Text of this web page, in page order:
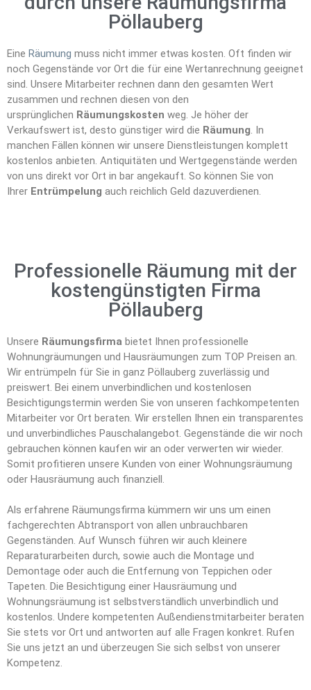
Pöllauberg
Eine Räumung muss nicht immer etwas kosten. Oft finden wir
noch Gegenstände vor Ort die für eine Wertanrechnung geeignet
sind. Unsere Mitarbeiter rechnen dann den gesamten Wert
zusammen und rechnen diesen von den
ursprünglichen Räumungskosten weg. Je höher der
Verkaufswert ist, desto günstiger wird die Räumung. In
manchen Fällen können wir unsere Dienstleistungen komplett
kostenlos anbieten. Antiquitäten und Wertgegenstände werden
von uns direkt vor Ort in bar angekauft. So können Sie von
Ihrer Entrümpelung auch reichlich Geld dazuverdienen.
Professionelle Räumung mit der
kostengünstigten Firma
Pöllauberg
Unsere Räumungsfirma bietet Ihnen professionelle
Wohnungräumungen und Hausräumungen zum TOP Preisen an.
Wir entrümpeln für Sie in ganz Pöllauberg zuverlässig und
preiswert. Bei einem unverbindlichen und kostenlosen
Besichtigungstermin werden Sie von unseren fachkompetenten
Mitarbeiter vor Ort beraten. Wir erstellen Ihnen ein transparentes
und unverbindliches Pauschalangebot. Gegenstände die wir noch
gebrauchen können kaufen wir an oder verwerten wir wieder.
Somit profitieren unsere Kunden von einer Wohnungsräumung
oder Hausräumung auch finanziell.
Als erfahrene Räumungsfirma kümmern wir uns um einen
fachgerechten Abtransport von allen unbrauchbaren
Gegenständen. Auf Wunsch führen wir auch kleinere
Reparaturarbeiten durch, sowie auch die Montage und
Demontage oder auch die Entfernung von Teppichen oder
Tapeten. Die Besichtigung einer Hausräumung und
Wohnungsräumung ist selbstverständlich unverbindlich und
kostenlos. Undere kompetenten Außendienstmitarbeiter beraten
Sie stets vor Ort und antworten auf alle Fragen konkret. Rufen
Sie uns jetzt an und überzeugen Sie sich selbst von unserer
Kompetenz.